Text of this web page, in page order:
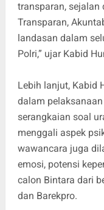
transparan, sejalan
Transparan,
landasan dalam
Polri,” ujar Kabid
Lebih lanjut, Kabid
dalam
serangkaian soal
menggali aspek
wawancara juga
emosi, potensi
calon Bintara dari
dan Barekpro.